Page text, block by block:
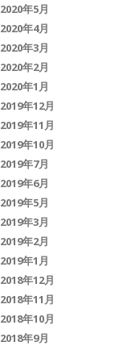
2020年5月
2020年4月
2020年3月
2020年2月
2020年1月
2019年12月
2019年11月
2019年10月
2019年7月
2019年6月
2019年5月
2019年3月
2019年2月
2019年1月
2018年12月
2018年11月
2018年10月
2018年9月